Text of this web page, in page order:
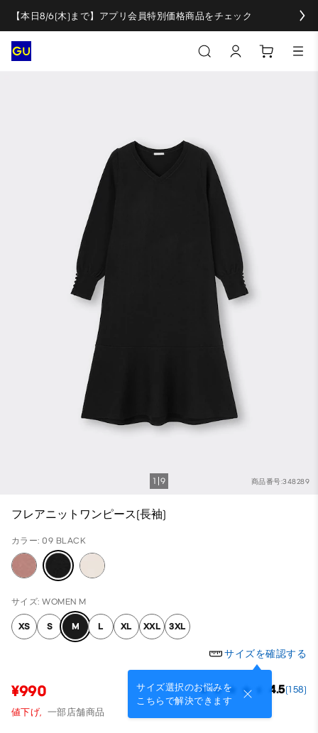
【本日8/6(木)まで】アプリ会員特別価格商品をチェック
商品番号:348289
1 9
フレアニットワンピース(長袖)
カラー: 09 BLACK
サイズ: WOMEN M
XS S M L XL XXL 3XL
サイズを確認する
サイズ選択のお悩みを
こちらで解決できます
¥990 4.5(158)
値下げ, 一部店舗商品